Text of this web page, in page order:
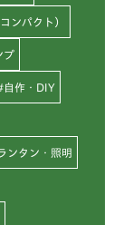
ンパクト）
プ
自作・DIY
ンタン・照明